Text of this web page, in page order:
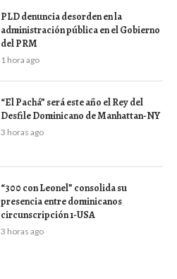
PLD denuncia desorden en la
administración pública en el Gobierno
del PRM
1 hora ago
“El Pachá” será este año el Rey del
Desfile Dominicano de Manhattan-NY
3 horas ago
“300 con Leonel” consolida su
presencia entre dominicanos
circunscripción 1-USA
3 horas ago